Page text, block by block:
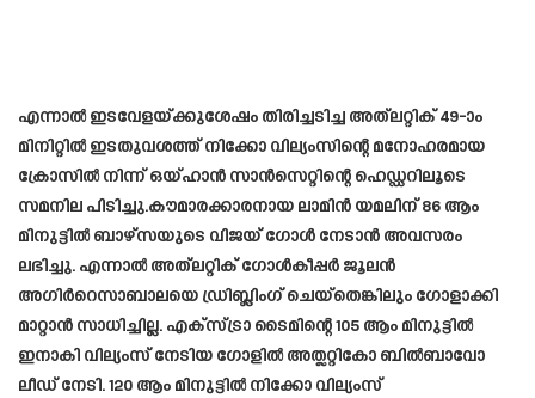
എന്നാൽ ഇടവേളയ്ക്കുശേഷം തിരിച്ചടിച്ച അത്‌ലറ്റിക് 49-ാം
മിനിറ്റിൽ ഇടതുവശത്ത് നിക്കോ വില്യംസിന്റെ മനോഹരമായ
ക്രോസിൽ നിന്ന് ഒയ്ഹാൻ സാൻസെറ്റിന്റെ ഹെഡ്ഡറിലൂടെ
സമനില പിടിച്ചു.കൗമാരക്കാരനായ ലാമിൻ യമലിന് 86 ആം
മിനുട്ടിൽ ബാഴ്സയുടെ വിജയ് ഗോൾ നേടാൻ അവസരം
ലഭിച്ചു. എന്നാൽ അത്‌ലറ്റിക് ഗോൾകീപ്പർ ജൂലൻ
അഗിർറെസാബാലയെ ഡ്രിബ്ലിംഗ് ചെയ്‌തെങ്കിലും ഗോളാക്കി
മാറ്റാൻ സാധിച്ചില്ല. എക്സ്ട്രാ ടൈമിന്റെ 105 ആം മിനുട്ടിൽ
ഇനാകി വില്യംസ് നേടിയ ഗോളിൽ അത്ലറ്റികോ ബിൽബാവോ
ലീഡ് നേടി. 120 ആം മിനുട്ടിൽ നിക്കോ വില്യംസ്